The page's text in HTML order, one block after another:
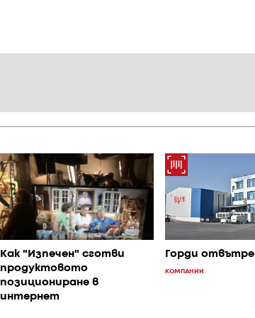
Как "Изпечен" сготви
продуктовото
позициониране в
интернет
Горди отвътре
КОМПАНИИ